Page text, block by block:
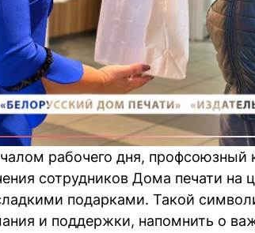
рабочего дня, профсоюзный
сотрудников Дома печати на
подарками. Такой
и поддержки, напомнить о